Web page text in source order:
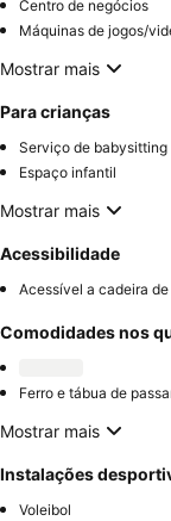
Centro de negócios
Máquinas de jogos/
Mostrar mais
Para crianças
Serviço de babysitting
Espaço infantil
Mostrar mais
Acessibilidade
Acessível a cadeira
Comodidades nos
Ferro e tábua de
Mostrar mais
Instalações
Voleibol